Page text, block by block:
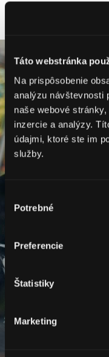
Táto webstránka
Na prispôsobenie
analýzu návštevnosti
naše webové
inzercie a analýzy.
údajmi, ktoré ste im
služby.
súhlasu
Potrebné
Preferencie
Štatistiky
Marketing